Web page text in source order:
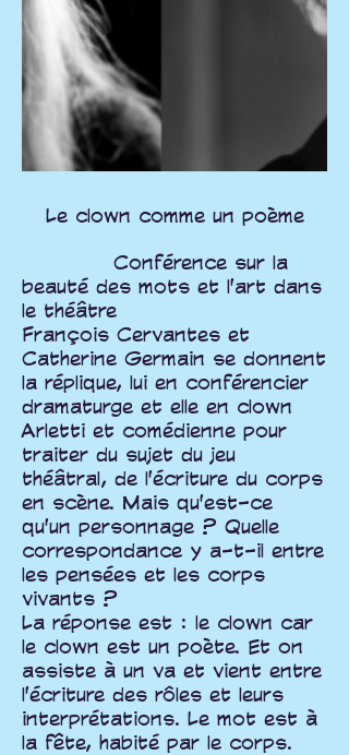
Le clown comme un poème
Conférence sur la
beauté des mots et l'art dans
le théâtre
François Cervantes et
Catherine Germain se donnent
la réplique, lui en conférencier
dramaturge et elle en clown
Arletti et comédienne pour
traiter du sujet du jeu
théâtral, de l'écriture du corps
en scène. Mais qu'est-ce
qu'un personnage ? Quelle
correspondance y a-t-il entre
les pensées et les corps
vivants ?
La réponse est : le clown car
le clown est un poète. Et on
assiste à un va et vient entre
l'écriture des rôles et leurs
interprétations. Le mot est à
la fête, habité par le corps.